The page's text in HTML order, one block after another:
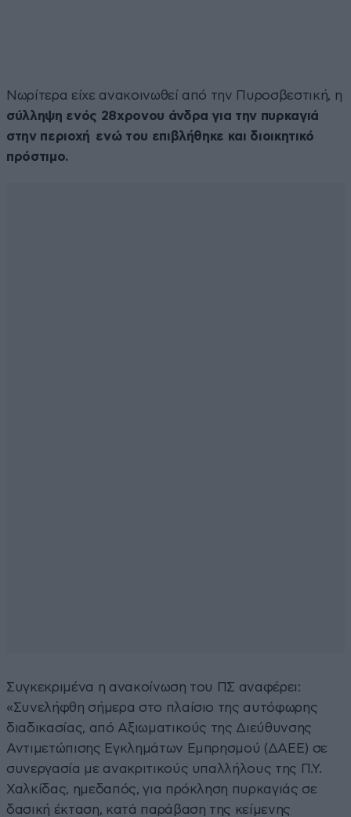
Νωρίτερα είχε ανακοινωθεί από την Πυροσβεστική, η
σύλληψη ενός 28χρονου άνδρα για την πυρκαγιά
στην περιοχή ενώ του επιβλήθηκε και διοικητικό
πρόστιμο.
Συγκεκριμένα η ανακοίνωση του ΠΣ αναφέρει:
«Συνελήφθη σήμερα στο πλαίσιο της αυτόφωρης
διαδικασίας, από Αξιωματικούς της Διεύθυνσης
Αντιμετώπισης Εγκλημάτων Εμπρησμού (ΔΑΕΕ) σε
συνεργασία με ανακριτικούς υπαλλήλους της Π.Υ.
Χαλκίδας, ημεδαπός, για πρόκληση πυρκαγιάς σε
δασική έκταση, κατά παράβαση της κείμενης